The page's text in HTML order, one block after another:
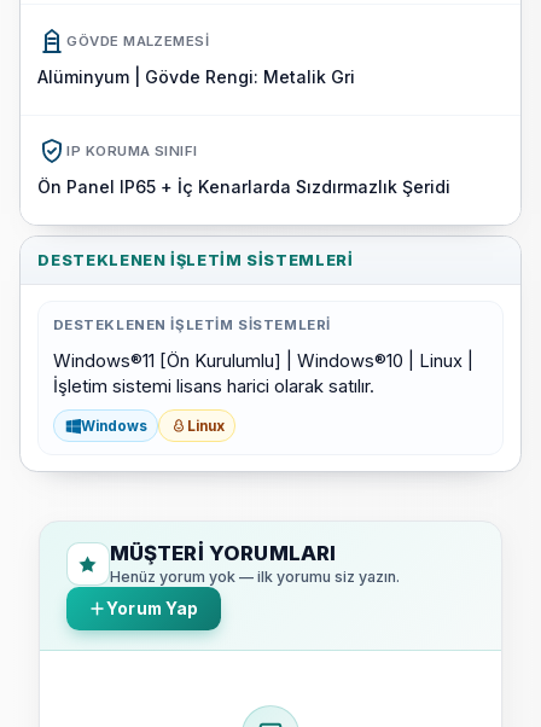
GÖVDE MALZEMESI
Alüminyum | Gövde Rengi: Metalik Gri
IP KORUMA SINIFI
Ön Panel IP65 + İç Kenarlarda Sızdırmazlık Şeridi
DESTEKLENEN İŞLETIM SISTEMLERI
DESTEKLENEN İŞLETIM SISTEMLERI
Windows®11 [Ön Kurulumlu] | Windows®10 | Linux |
İşletim sistemi lisans harici olarak satılır.
Windows Linux
MÜŞTERI YORUMLARI
Henüz yorum yok — ilk yorumu siz yazın.
Yorum Yap